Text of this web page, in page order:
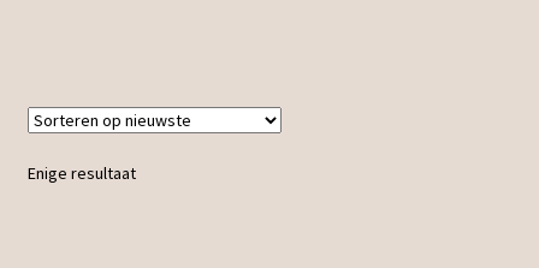
Enige resultaat